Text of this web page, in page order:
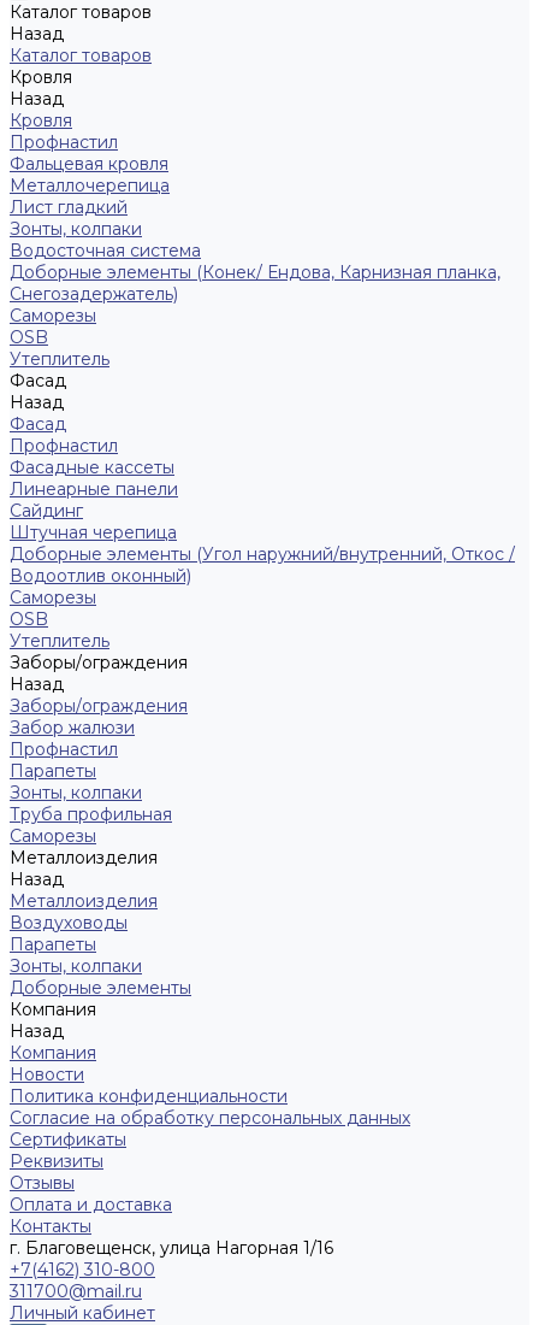
Каталог товаров
Назад
Каталог товаров
Кровля
Назад
Кровля
Профнастил
Фальцевая кровля
Металлочерепица
Лист гладкий
Зонты, колпаки
Водосточная система
Доборные элементы (Конек/ Ендова, Карнизная планка,
Снегозадержатель)
Саморезы
ОSB
Утеплитель
Фасад
Назад
Фасад
Профнастил
Фасадные кассеты
Линеарные панели
Сайдинг
Штучная черепица
Доборные элементы (Угол наружний/внутренний, Откос /
Водоотлив оконный)
Саморезы
OSB
Утеплитель
Заборы/ограждения
Назад
Заборы/ограждения
Забор жалюзи
Профнастил
Парапеты
Зонты, колпаки
Труба профильная
Саморезы
Металлоизделия
Назад
Металлоизделия
Воздуховоды
Парапеты
Зонты, колпаки
Доборные элементы
Компания
Назад
Компания
Новости
Политика конфиденциальности
Согласие на обработку персональных данных
Сертификаты
Реквизиты
Отзывы
Оплата и доставка
Контакты
г. Благовещенск, улица Нагорная 1/16
+7(4162) 310-800
311700@mail.ru
Личный кабинет